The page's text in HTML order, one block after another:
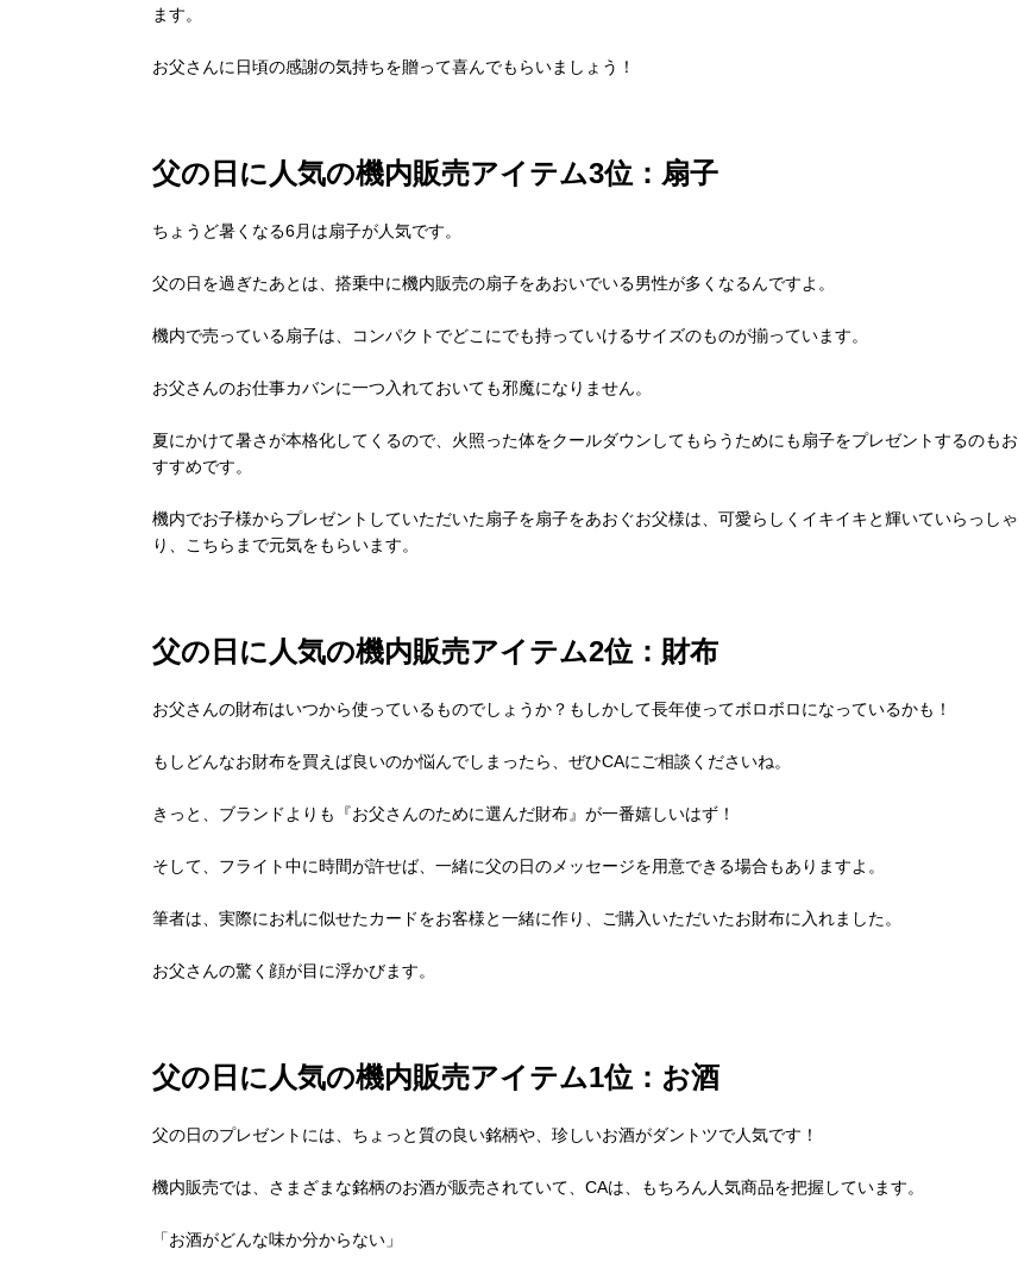
ます。
お父さんに日頃の感謝の気持ちを贈って喜んでもらいましょう！
父の日に人気の機内販売アイテム3位：扇子
ちょうど暑くなる6月は扇子が人気です。
父の日を過ぎたあとは、搭乗中に機内販売の扇子をあおいでいる男性が多くなるんですよ。
機内で売っている扇子は、コンパクトでどこにでも持っていけるサイズのものが揃っています。
お父さんのお仕事カバンに一つ入れておいても邪魔になりません。
夏にかけて暑さが本格化してくるので、火照った体をクールダウンしてもらうためにも扇子をプレゼントするのもお
すすめです。
機内でお子様からプレゼントしていただいた扇子を扇子をあおぐお父様は、可愛らしくイキイキと輝いていらっしゃ
り、こちらまで元気をもらいます。
父の日に人気の機内販売アイテム2位：財布
お父さんの財布はいつから使っているものでしょうか？もしかして長年使ってボロボロになっているかも！
もしどんなお財布を買えば良いのか悩んでしまったら、ぜひCAにご相談くださいね。
きっと、ブランドよりも『お父さんのために選んだ財布』が一番嬉しいはず！
そして、フライト中に時間が許せば、一緒に父の日のメッセージを用意できる場合もありますよ。
筆者は、実際にお札に似せたカードをお客様と一緒に作り、ご購入いただいたお財布に入れました。
お父さんの驚く顔が目に浮かびます。
父の日に人気の機内販売アイテム1位：お酒
父の日のプレゼントには、ちょっと質の良い銘柄や、珍しいお酒がダントツで人気です！
機内販売では、さまざまな銘柄のお酒が販売されていて、 CAは、もちろん人気商品を把握しています。
「お酒がどんな味か分からない」